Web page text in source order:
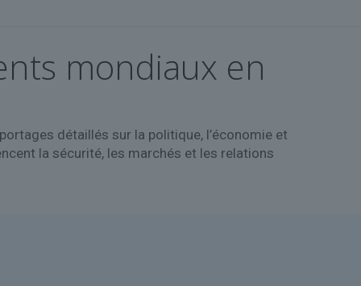
mondiaux en
détaillés sur la politique, l’économie et
la sécurité, les marchés et les relations